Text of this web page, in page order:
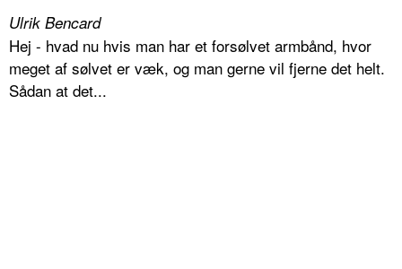
Ulrik Bencard
Hej - hvad nu hvis man har et forsølvet armbånd, hvor
meget af sølvet er væk, og man gerne vil fjerne det helt.
Sådan at det...